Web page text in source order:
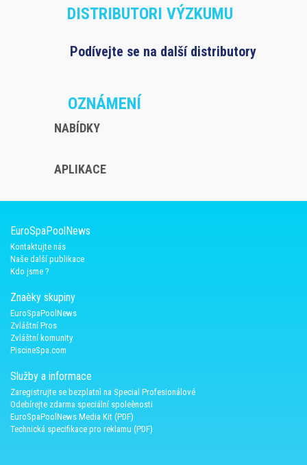
DISTRIBUTORI VÝZKUMU
Podívejte se na další distributory
OZNÁMENÍ
NABÍDKY
APLIKACE
EuroSpaPoolNews
Kontaktujte nás
Naše další publikace
Kdo jsme ?
Znaèky skupiny
EuroSpaPoolNews
Zvláštní Pros
Zvláštní komunity
PiscineSpa.com
Služby a informace
Zaregistrujte se bezplatnì na Special Profesionálové
Odebírejte zdarma speciální spoleènosti
EuroSpaPoolNews Media Kit (PDF)
Technická specifikace pro reklamu (PDF)